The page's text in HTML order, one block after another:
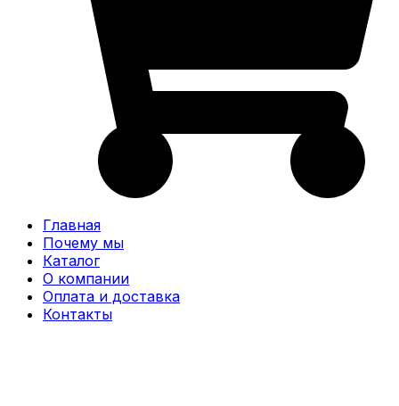
Главная
Почему мы
Каталог
О компании
Оплата и доставка
Контакты